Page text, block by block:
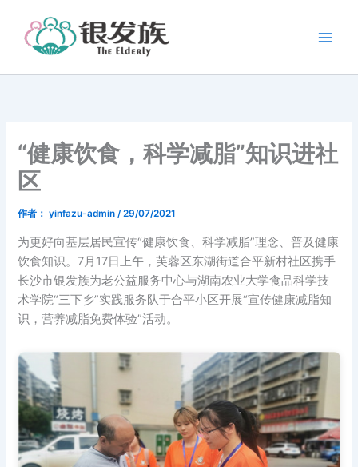
“健康饮食，科学减脂”知识进社
区
作者： yinfazu-admin/29/07/2021
为更好向基层居民宣传“健康饮食、科学减脂”理念、普及健康
饮食知识。7月17日上午，芙蓉区东湖街道合平新村社区携手
长沙市银发族为老公益服务中心与湖南农业大学食品科学技
术学院“三下乡”实践服务队于合平小区开展“宣传健康减脂知
识，营养减脂免费体验”活动。